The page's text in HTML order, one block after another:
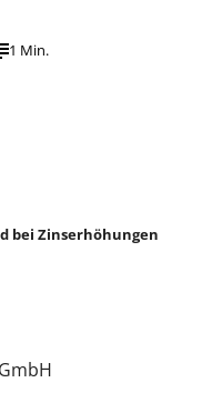
1 Min.
bei Zinserhöhungen